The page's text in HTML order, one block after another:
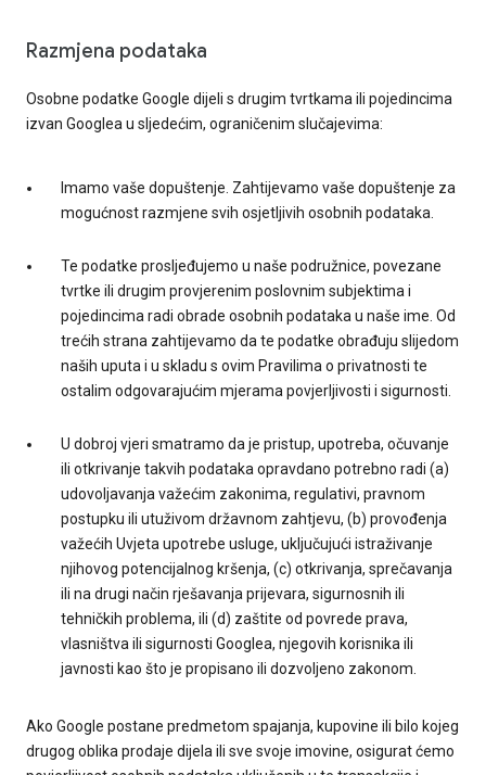
Razmjena podataka
Osobne podatke Google dijeli s drugim tvrtkama ili pojedincima
izvan Googlea u sljedećim, ograničenim slučajevima:
Imamo vaše dopuštenje. Zahtijevamo vaše dopuštenje za
mogućnost razmjene svih osjetljivih osobnih podataka.
Te podatke prosljeđujemo u naše podružnice, povezane
tvrtke ili drugim provjerenim poslovnim subjektima i
pojedincima radi obrade osobnih podataka u naše ime. Od
trećih strana zahtijevamo da te podatke obrađuju slijedom
naših uputa i u skladu s ovim Pravilima o privatnosti te
ostalim odgovarajućim mjerama povjerljivosti i sigurnosti.
U dobroj vjeri smatramo da je pristup, upotreba, očuvanje
ili otkrivanje takvih podataka opravdano potrebno radi (a)
udovoljavanja važećim zakonima, regulativi, pravnom
postupku ili utuživom državnom zahtjevu, (b) provođenja
važećih Uvjeta upotrebe usluge, uključujući istraživanje
njihovog potencijalnog kršenja, (c) otkrivanja, sprečavanja
ili na drugi način rješavanja prijevara, sigurnosnih ili
tehničkih problema, ili (d) zaštite od povrede prava,
vlasništva ili sigurnosti Googlea, njegovih korisnika ili
javnosti kao što je propisano ili dozvoljeno zakonom.
Ako Google postane predmetom spajanja, kupovine ili bilo kojeg
drugog oblika prodaje dijela ili sve svoje imovine, osigurat ćemo